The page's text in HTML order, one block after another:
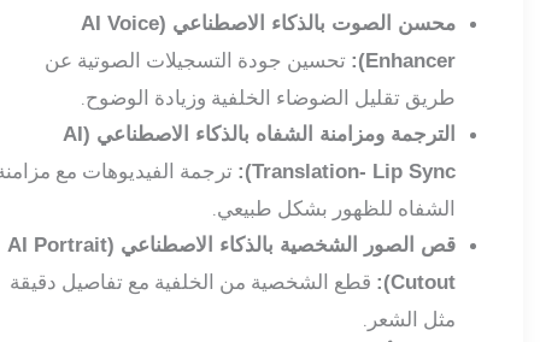
محسن الصوت بالذكاء الاصطناعي (AI Voice
Enhancer):
تحسين جودة التسجيلات الصوتية عن
طريق تقليل الضوضاء الخلفية وزيادة الوضوح.
الترجمة ومزامنة الشفاه بالذكاء الاصطناعي (AI
Translation- Lip Sync):
ترجمة الفيديوهات مع مزامنة
الشفاه للظهور بشكل طبيعي.
قص الصور الشخصية بالذكاء الاصطناعي (AI Portrait
Cutout):
قطع الشخصية من الخلفية مع تفاصيل دقيقة
مثل الشعر.